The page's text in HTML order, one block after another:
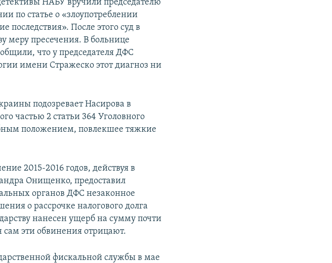
НАБУ вручили председателю
по статье о «злоупотреблении
После этого суд в
меру пресечения. В больнице
что у председателя ДФС
имени Стражеско этот диагноз ни
подозревает Насирова в
частью 2 статьи 364 Уголовного
положением, повлекшее тяжкие
2015-2016 годов, действуя в
Онищенко, предоставил
органов ДФС незаконное
о рассрочке налогового долга
нанесен ущерб на сумму почти
эти обвинения отрицают.
фискальной службы в мае